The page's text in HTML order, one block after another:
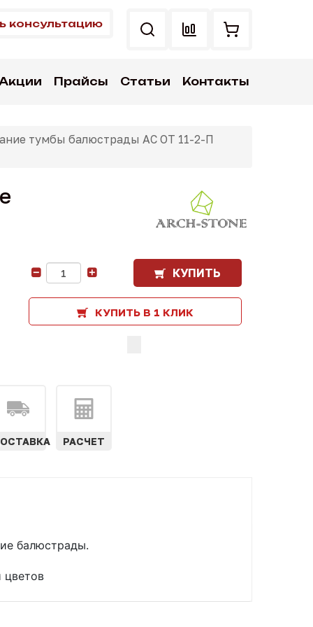
консультацию
Прайсы Статьи Контакты
тумбы балюстрады АС ОТ 11-2-П
КУПИТЬ
КУПИТЬ В 1 КЛИК
РАСЧЕТ
балюстрады.
цветов